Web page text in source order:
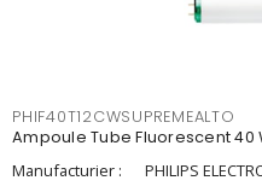
PHIF40T12CWSUPREMEALTO
Ampoule Tube Fluorescent 40
Manufacturier :
PHILIPS